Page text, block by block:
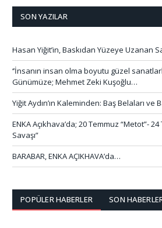
SON YAZILAR
Hasan Yiğit’in, Baskıdan Yüzeye Uzanan
‘’İnsanın insan olma boyutu güzel
Günümüze; Mehmet Zeki Kuşoğlu…
Yiğit Aydın’ın Kaleminden: Baş Belaları ve
ENKA Açıkhava’da; 20 Temmuz “Metot”-
Savaşı”
BARABAR, ENKA AÇIKHAVA’da…
POPÜLER HABERLER SON